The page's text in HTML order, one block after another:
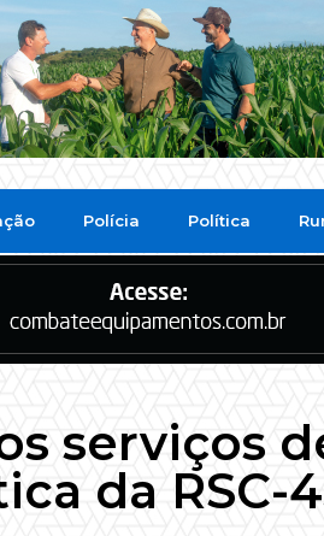
Polícia Política
serviços
da RSC-